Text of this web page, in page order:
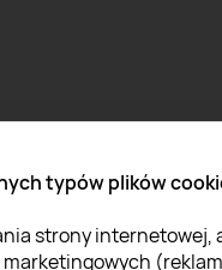
typów plików
strony internetowej,